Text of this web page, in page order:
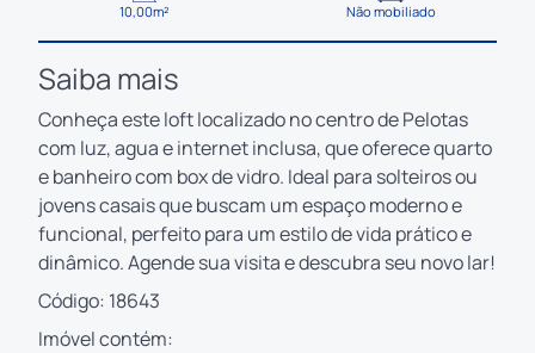
10,00m² Não mobiliado
Saiba mais
Conheça este loft localizado no centro de Pelotas
com luz, agua e internet inclusa, que oferece quarto
e banheiro com box de vidro. Ideal para solteiros ou
jovens casais que buscam um espaço moderno e
funcional, perfeito para um estilo de vida prático e
dinâmico. Agende sua visita e descubra seu novo lar!
Código: 18643
Imóvel contém: